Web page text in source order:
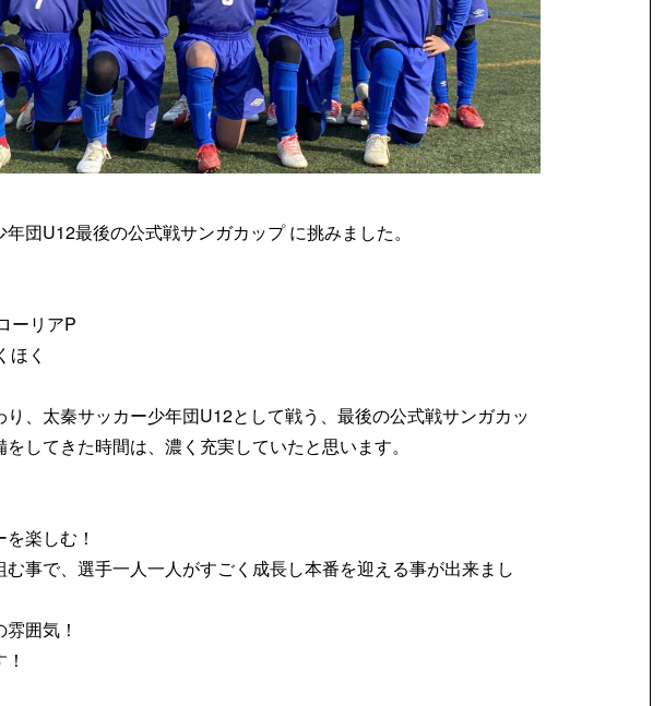
年団U12最後の公式戦サンガカップに挑みました。
ーリアP
ほく
り、太秦サッカー少年団U12として戦う、最後の公式戦サンガカッ
してきた時間は、濃く充実していたと思います。
楽しむ！
む事で、選手一人一人がすごく成長し本番を迎える事が出来まし
囲気！